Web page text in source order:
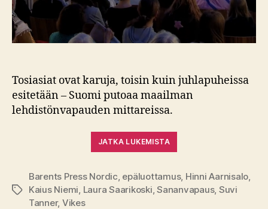
Tosiasiat ovat karuja, toisin kuin juhlapuheissa
esitetään – Suomi putoaa maailman
lehdistönvapauden mittareissa.
JATKA LUKEMISTA
Avainsanat
Barents Press Nordic epäluottamus, Hinni Aarnisalo
Kaius Niemi Laura Saarikoski ,Sananvapaus, Suvi
Tanner, Vikes